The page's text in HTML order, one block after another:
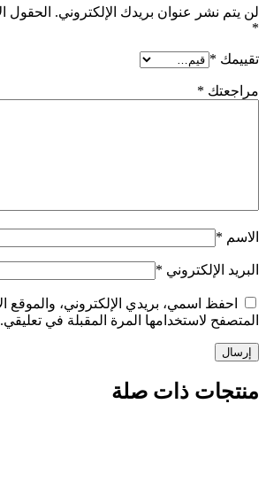
لن يتم نشر عنوان بريدك الإلكتروني. الحقول
*
تقييمك *
مراجعتك *
الاسم *
البريد الإلكتروني *
احفظ اسمي، بريدي الإلكتروني، والموقع
المتصفح لاستخدامها المرة المقبلة في تعليقي.
منتجات ذات صلة